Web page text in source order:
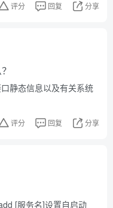
评分 回复 分享
静态信息以及有关系统
评分 回复 分享
[服务名]设置自启动